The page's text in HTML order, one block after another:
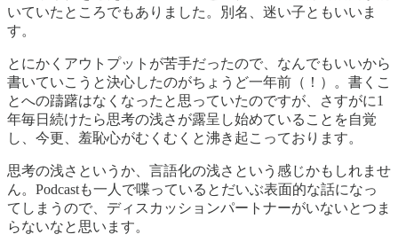
いていたところでもありました。別名、迷い子ともいいま
す。
とにかくアウトプットが苦手だったので、なんでもいいから
書いていこうと決心したのがちょうど一年前（！）。書くこ
とへの躊躇はなくなったと思っていたのですが、さすがに1
年毎日続けたら思考の浅さが露呈し始めていることを自覚
し、今更、羞恥心がむくむくと沸き起こっております。
思考の浅さというか、言語化の浅さという感じかもしれませ
ん。Podcastも一人で喋っているとだいぶ表面的な話になっ
てしまうので、ディスカッションパートナーがいないとつま
らないなと思います。